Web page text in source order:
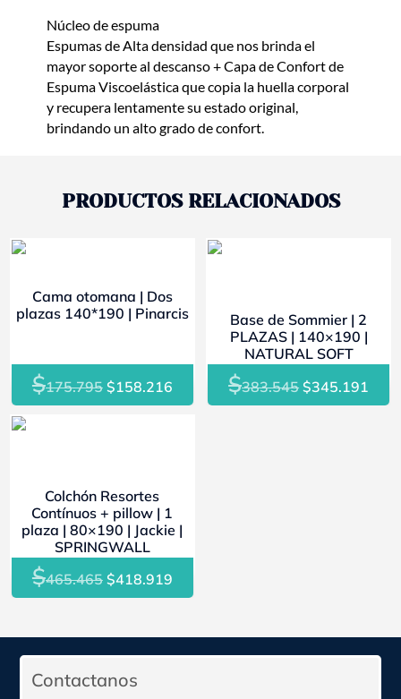
Núcleo de espuma
Espumas de Alta densidad que nos brinda el
mayor soporte al descanso + Capa de Confort de
Espuma Viscoelástica que copia la huella corporal
y recupera lentamente su estado original,
brindando un alto grado de confort.
PRODUCTOS RELACIONADOS
Cama otomana | Dos
plazas 140*190 | Pinarcis
$175.795 El
precio
$158.216El
precio
Base de Sommier | 2
PLAZAS | 140×190 |
NATURAL SOFT
$383.545 El
precio
$345.191
Colchón Resortes
Contínuos + pillow | 1
plaza | 80×190 | Jackie |
SPRINGWALL
$465.465 El
precio
$418.919El
precio
Contactanos